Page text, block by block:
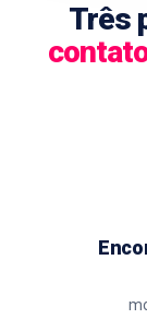
Três